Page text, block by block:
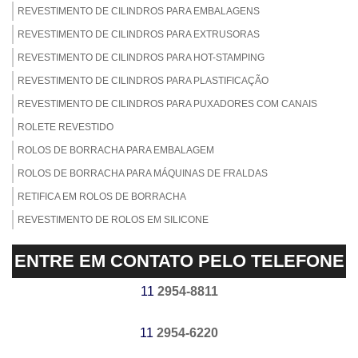
REVESTIMENTO DE CILINDROS PARA EMBALAGENS
REVESTIMENTO DE CILINDROS PARA EXTRUSORAS
REVESTIMENTO DE CILINDROS PARA HOT-STAMPING
REVESTIMENTO DE CILINDROS PARA PLASTIFICAÇÃO
REVESTIMENTO DE CILINDROS PARA PUXADORES COM CANAIS
ROLETE REVESTIDO
ROLOS DE BORRACHA PARA EMBALAGEM
ROLOS DE BORRACHA PARA MÁQUINAS DE FRALDAS
RETIFICA EM ROLOS DE BORRACHA
REVESTIMENTO DE ROLOS EM SILICONE
REVESTIMENTO DE ROLOS EM NITRÍLICA
REVESTIMENTO DE ROLOS EM EPDM
REVESTIMENTO DE ROLOS EM BORRACHA NATURAL
ENTRE EM CONTATO PELO TELEFONE
11 2954-8811
11 2954-6220